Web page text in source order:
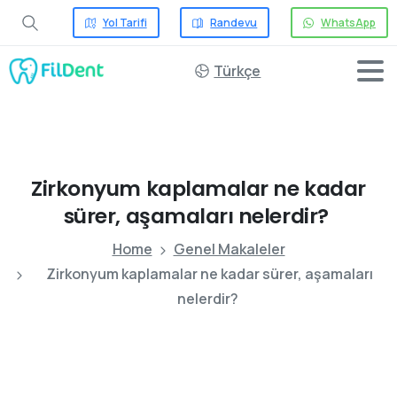
Yol Tarifi Randevu WhatsApp
Türkçe
Zirkonyum kaplamalar ne kadar
sürer, aşamaları nelerdir?
Home
Genel Makaleler
Zirkonyum kaplamalar ne kadar sürer, aşamaları
nelerdir?